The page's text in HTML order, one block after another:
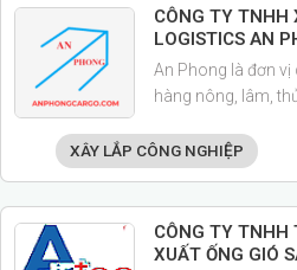
CÔNG TY TNHH
LOGISTICS AN
XÂY LẮP CÔNG NGHIỆP
An Phong là đơn
hàng nông, lâm,
nhập khẩu quốc tế.
CÔNG TY TNHH
XUẤT ỐNG GIÓ